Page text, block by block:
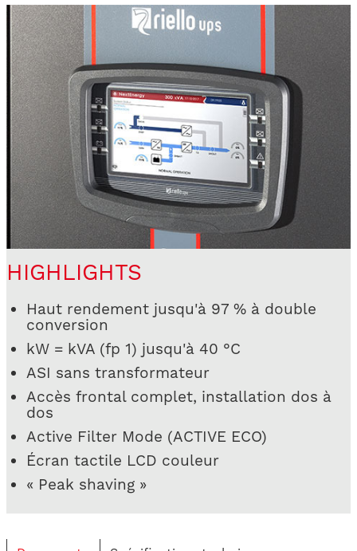
HIGHLIGHTS
Haut rendement jusqu'à 97 % à double
conversion
kW = kVA (fp 1) jusqu'à 40 °C
ASI sans transformateur
Accès frontal complet, installation dos à
dos
Active Filter Mode (ACTIVE ECO)
Écran tactile LCD couleur
« Peak shaving »